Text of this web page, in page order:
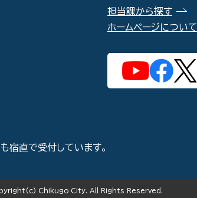
宿直で受付しています。
担当課から探す
ホームページについて
Chikugo City. All Rights Reserved.